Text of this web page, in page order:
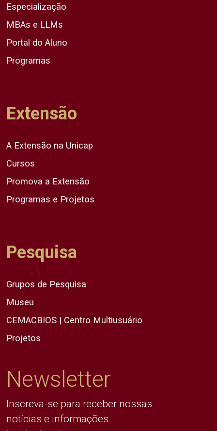
Especialização
MBAs e LLMs
Portal do Aluno
Programas
Extensão
A Extensão na Unicap
Cursos
Promova a Extensão
Programas e Projetos
Pesquisa
Grupos de Pesquisa
Museu
CEMACBIOS | Centro Multiusuário
Projetos
Newsletter
Inscreva-se para receber nossas
notícias e informações